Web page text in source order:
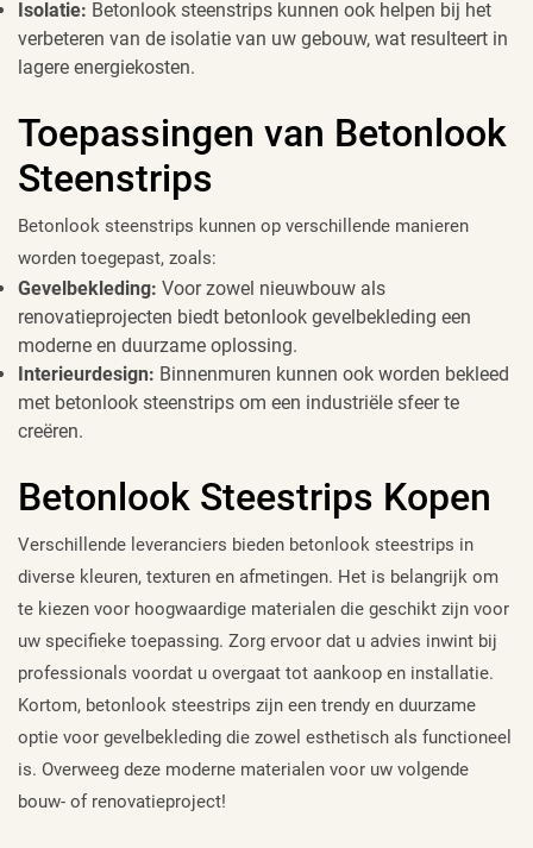
Isolatie: Betonlook steenstrips kunnen ook helpen bij het
verbeteren van de isolatie van uw gebouw, wat resulteert in
lagere energiekosten.
Toepassingen van Betonlook
Steenstrips
Betonlook steenstrips kunnen op verschillende manieren
worden toegepast, zoals:
Gevelbekleding: Voor zowel nieuwbouw als
renovatieprojecten biedt betonlook gevelbekleding een
moderne en duurzame oplossing.
Interieurdesign: Binnenmuren kunnen ook worden bekleed
met betonlook steenstrips om een industriële sfeer te
creëren.
Betonlook Steestrips Kopen
Verschillende leveranciers bieden betonlook steestrips in
diverse kleuren, texturen en afmetingen. Het is belangrijk om
te kiezen voor hoogwaardige materialen die geschikt zijn voor
uw specifieke toepassing. Zorg ervoor dat u advies inwint bij
professionals voordat u overgaat tot aankoop en installatie.
Kortom, betonlook steestrips zijn een trendy en duurzame
optie voor gevelbekleding die zowel esthetisch als functioneel
is. Overweeg deze moderne materialen voor uw volgende
bouw- of renovatieproject!